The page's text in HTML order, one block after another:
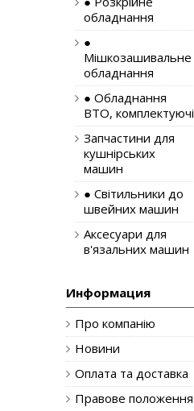
обладнання
●
Мішкозашивальне
обладнання
● Обладнання
ВТО, комплектуючі
Запчастини для
кушнірських
машин
● Світильники до
швейних машин
Аксесуари для
в'язальних машин
Информация
Про компанію
Новини
Оплата та доставка
Правове положення